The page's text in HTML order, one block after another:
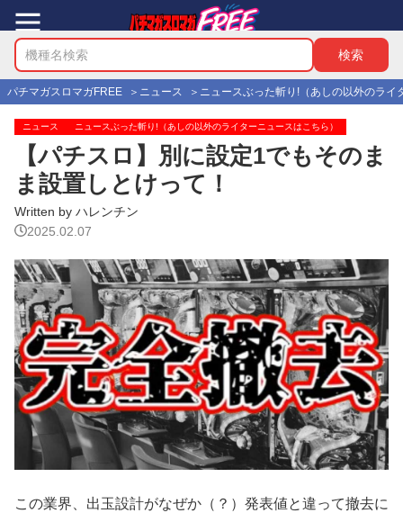
パチマガスロマガFREE ニュース ニュースぶった斬り!（あしの以外のライ
ニュース ニュースぶった斬り!（あしの以外のライターニュースはこちら）
【パチスロ】別に設定1でもそのま
ま設置しとけって！
Written by ハレンチン
2025.02.07
この業界、出玉設計がなぜか（？）発表値と違って撤去に